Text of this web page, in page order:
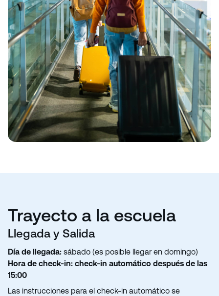
Trayecto a la escuela
Llegada y Salida
Día de llegada: sábado (es posible llegar en domingo)
Hora de check-in: check-in automático después de las
15:00
Las instrucciones para el check-in automático se